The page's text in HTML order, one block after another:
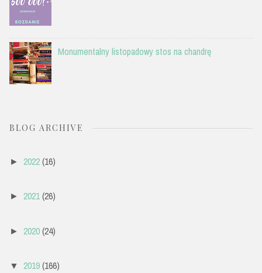
Monumentalny listopadowy stos na chandrę
BLOG ARCHIVE
► 2022(16)
► 2021(26)
► 2020(24)
▼ 2019(166)